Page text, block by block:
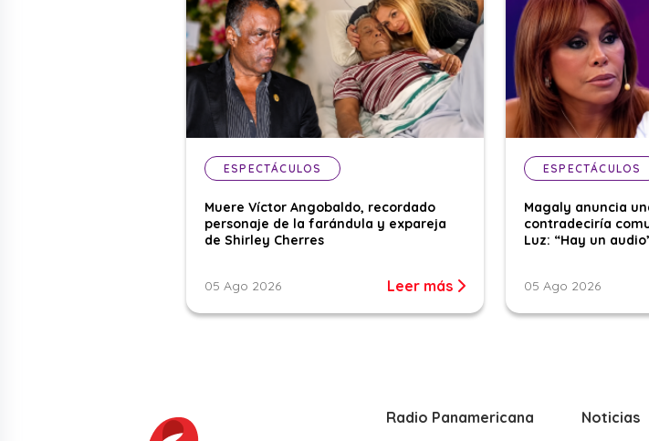
ESPECTÁCULOS
Muere Víctor Angobaldo, recordado
personaje de la farándula y expareja
de Shirley Cherres
05 Ago 2026 Leer más
ESPECTÁCULOS
Magaly anuncia
contradeciría
Luz: “Hay un
05 Ago 2026
Radio Panamericana
Noticias